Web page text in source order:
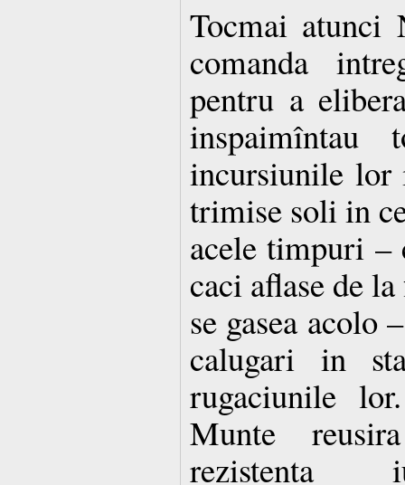
Tocmai atunci
comanda
pentru a
inspaimîntau
incursiunile lor
trimise soli in
acele timpuri –
caci aflase de
se gasea
calugari in
rugaciunile
Munte
rezistenta